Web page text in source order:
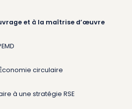
et à la maîtrise d’œuvre
circulaire
à une stratégie RSE